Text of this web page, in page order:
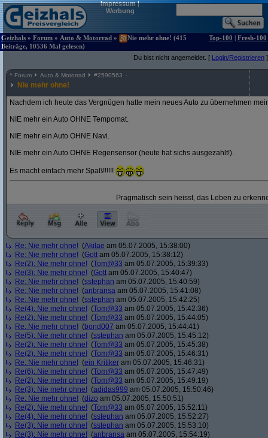
Impressum|
Werbung
Geizhals » Forum » Auto & Motorrad »
Nie mehr ohne! (415
Beiträge, 10536 Mal gelesen)
Top-100 | Fresh-100
Du bist nicht angemeldet. [ Login/Registrieren ]
^ Forum Auto & Motorrad #2590563
Nie mehr ohne!
Nachdem ich heute das Vergnügen hatte mein neues Auto zu übernehmen
NIE mehr ein Auto OHNE Tempomat.
NIE mehr ein Auto OHNE Navi.
NIE mehr ein Auto OHNE Regensensor (heute hat sichs ausgezahlt!).
Es macht einfach mehr Spaß!!!!!!
Pragmatisch sein heisst, das Leben zu
Re: Nie mehr ohne! (Akilae am 05.07.2005, 15:38:00)
Re: Nie mehr ohne! (Gott am 05.07.2005, 15:38:12)
Re(2): Nie mehr ohne! (Tom@33 am 05.07.2005, 15:39:33)
Re(3): Nie mehr ohne! (Gott am 05.07.2005, 15:40:47)
Re: Nie mehr ohne! (sstephan am 05.07.2005, 15:40:59)
Re: Nie mehr ohne! (anbransa am 05.07.2005, 15:41:08)
Re: Nie mehr ohne! (sstephan am 05.07.2005, 15:42:25)
Re(4): Nie mehr ohne! (Tom@33 am 05.07.2005, 15:42:36)
Re(2): Nie mehr ohne! (Tom@33 am 05.07.2005, 15:44:05)
Re: Nie mehr ohne! (bond007 am 05.07.2005, 15:44:41)
Re(5): Nie mehr ohne! (sstephan am 05.07.2005, 15:45:12)
Re(2): Nie mehr ohne! (Tom@33 am 05.07.2005, 15:45:38)
Re(2): Nie mehr ohne! (Tom@33 am 05.07.2005, 15:46:31)
Re: Nie mehr ohne! (ein Kritiker am 05.07.2005, 15:46:31)
Re(6): Nie mehr ohne! (Tom@33 am 05.07.2005, 15:47:49)
Re(2): Nie mehr ohne! (Tom@33 am 05.07.2005, 15:49:19)
Re(3): Nie mehr ohne! (adidas999 am 05.07.2005, 15:50:46)
Re: Nie mehr ohne! (dizo am 05.07.2005, 15:50:51)
Re(2): Nie mehr ohne! (Tom@33 am 05.07.2005, 15:52:11)
Re(4): Nie mehr ohne! (sstephan am 05.07.2005, 15:52:27)
Re(3): Nie mehr ohne! (sstephan am 05.07.2005, 15:53:10)
Re(3): Nie mehr ohne! (anbransa am 05.07.2005, 15:54:19)